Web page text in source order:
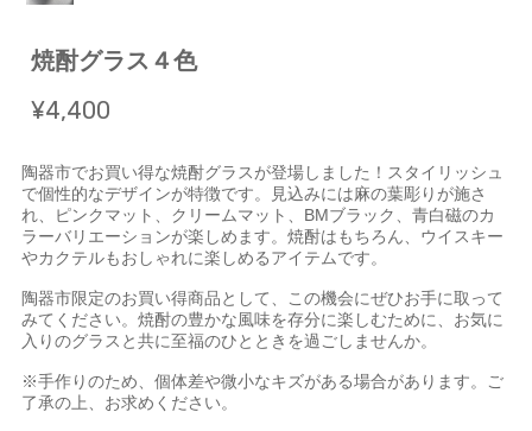
焼酎グラス４色
¥4,400
陶器市でお買い得な焼酎グラスが登場しました！スタイリッシュ
で個性的なデザインが特徴です。見込みには麻の葉彫りが施さ
れ、ピンクマット、クリームマット、BMブラック、青白磁のカ
ラーバリエーションが楽しめます。焼酎はもちろん、ウイスキー
やカクテルもおしゃれに楽しめるアイテムです。
陶器市限定のお買い得商品として、この機会にぜひお手に取って
みてください。焼酎の豊かな風味を存分に楽しむために、お気に
入りのグラスと共に至福のひとときを過ごしませんか。
※手作りのため、個体差や微小なキズがある場合があります。ご
了承の上、お求めください。